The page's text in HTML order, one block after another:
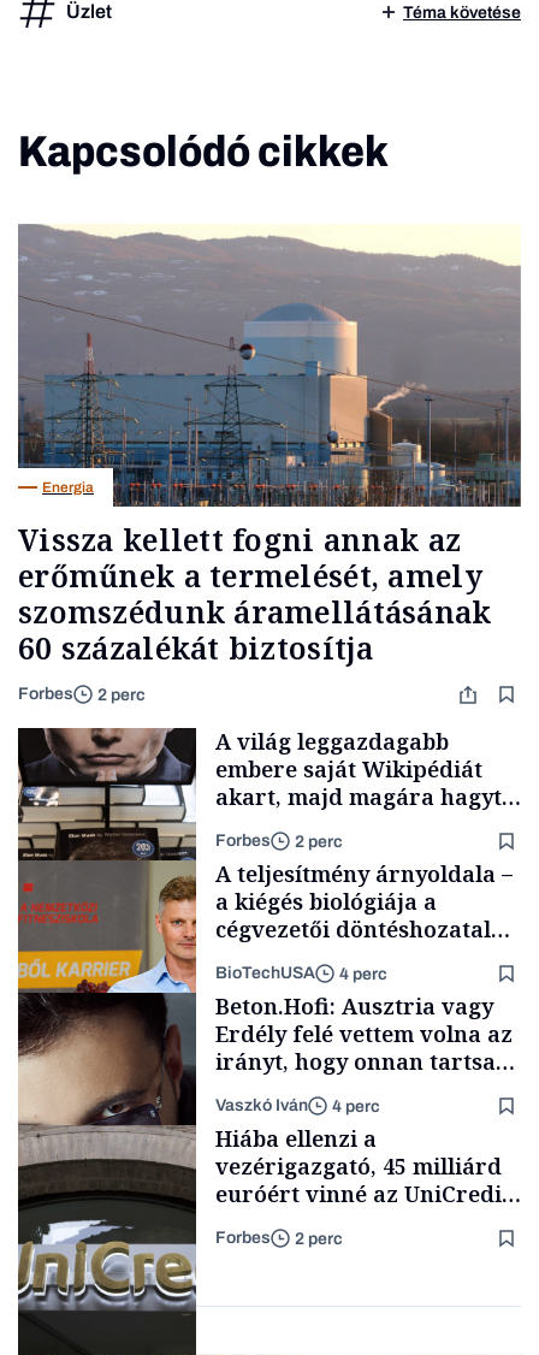
Üzlet Téma követése
Kapcsolódó cikkek
Energia
Vissza kellett fogni annak az
erőműnek a termelését, amely
szomszédunk áramellátásának
60 százalékát biztosítja
Forbes 2 perc
Milliárdosok
A világ leggazdagabb
embere saját Wikipédiát
akart, majd magára hagyta.
Most milliók olvasnak
ellenőrizetlen
információkat
Forbes 2 perc
Content Lab HUB
A teljesítmény árnyoldala –
a kiégés biológiája a
cégvezetői döntéshozatal
BioTechUSA 4 perc
Forbes-sztori
Beton.Hofi: Ausztria vagy
Erdély felé vettem volna az
irányt, hogy onnan tartsam
lélegeztetőgépen a magyar
zenét
Vaszkó Iván 4 perc
Hiába ellenzi a
vezérigazgató, 45 milliárd
euróért vinné az UniCredit
az egyik legnagyobb német
bankot
Forbes 2 perc